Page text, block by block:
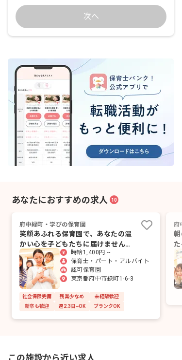
次へ
あなたにおすすめの求人 10
府中緑町・学びの保育園
笑顔あふれる保育園で、あなたの温
かい心を子どもたちに届けません
か？新しい一歩を応援します。
時給1,400円 ~
保育士・パート・アルバイト
認可保育園
東京都府中市緑町1-6-3
社会保険完備 残業少なめ
未経験歓迎
新卒も歓迎
週2.3日~OK ブランクOK
府
この施設から近い求人